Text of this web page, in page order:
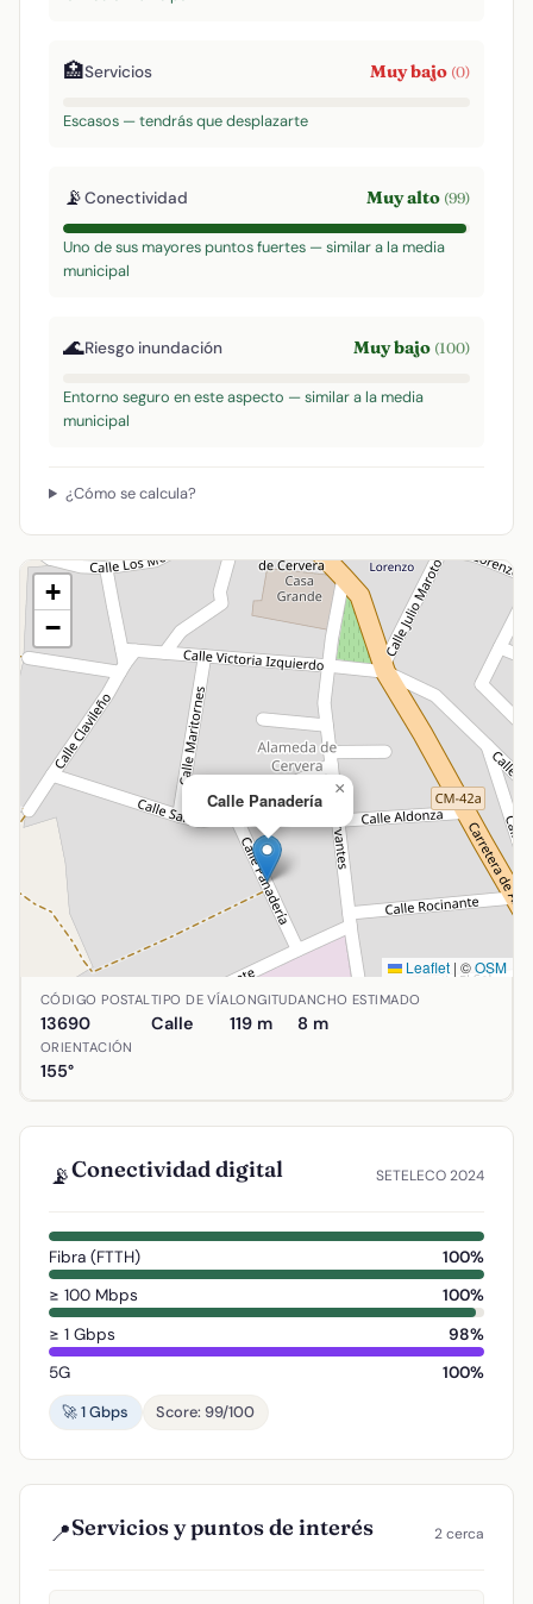
🏥Servicios Muy bajo (0)
Escasos — tendrás que desplazarte
📡Conectividad Muy alto (99)
Uno de sus mayores puntos fuertes — similar a la media
municipal
🌊Riesgo inundación Muy bajo (100)
Entorno seguro en este aspecto — similar a la media
municipal
¿Cómo se calcula?
Calle Panadería
×
+
−
Leaflet | ©OSM
Ubicación de Calle Panadería en Alcázar de San Juan,
CÓDIGO POSTAL
13690
TIPO DE VÍA
Calle
LONGITUD
119 m
ANCHO ESTIMADO
8 m
ORIENTACIÓN
155°
📡Conectividad digital SETELECO 2024
Fibra (FTTH)
100%
≥ 100 Mbps
100%
≥ 1 Gbps
98%
5G
100%
🚀 1 Gbps
Score: 99/100
📍Servicios y puntos de interés 2 cerca